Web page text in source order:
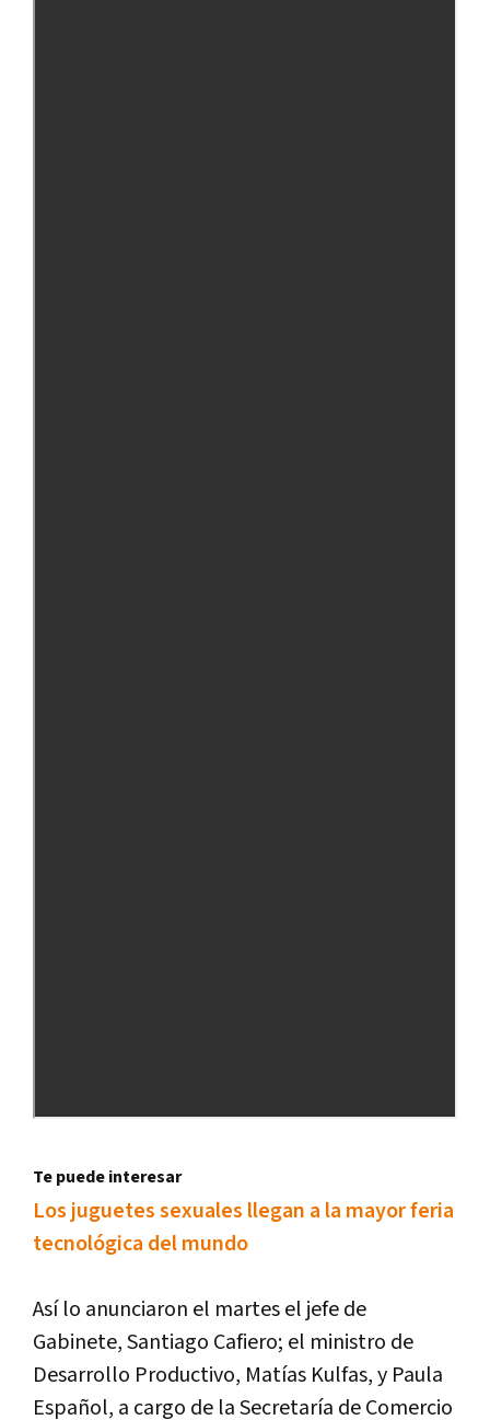
Te puede interesar
Los juguetes sexuales llegan a la mayor feria
tecnológica del mundo
Así lo anunciaron el martes el jefe de
Gabinete, Santiago Cafiero; el ministro de
Desarrollo Productivo, Matías Kulfas, y Paula
Español, a cargo de la Secretaría de Comercio